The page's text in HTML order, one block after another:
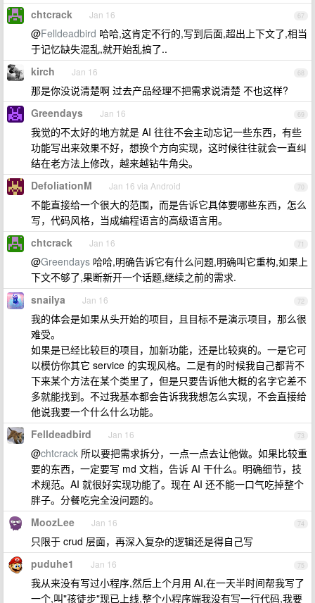
67
chtcrack Jan 16
@Felldeadbird 哈哈,这肯定不行的,写到后面,超出上下文了,相当
于记忆缺失混乱,就开始乱搞了..
68
kirch Jan 16
那是你没说清楚啊 过去产品经理不把需求说清楚 不也这样?
69
Greendays Jan 16
我觉的不太好的地方就是 AI 往往不会主动忘记一些东西，有些
功能写出来效果不好，想换个方向实现，这时候往往就会一直纠
结在老方法上修改，越来越钻牛角尖。
70
DefoliationM Jan 16 via Android
不能直接给一个很大的范围，而是告诉它具体要哪些东西，怎么
写，代码风格，当成编程语言的高级语言用。
71
chtcrack Jan 16
@Greendays 哈哈,明确告诉它有什么问题,明确叫它重构,如果上
下文不够了,果断新开一个话题,继续之前的需求.
72
snailya Jan 16
我的体会是如果从头开始的项目，且目标不是演示项目，那么很
难受。
如果是已经比较巨的项目，加新功能，还是比较爽的。一是它可
以模仿你其它 service 的实现风格。二是有的时候我自己都背不
下来某个方法在某个类里了，但是只要告诉他大概的名字它差不
多就能找到。不过我基本都会告诉我我想怎么实现，不会直接给
他说我要一个什么什么功能。
73
Felldeadbird Jan 16
@chtcrack 所以要把需求拆分，一点一点去让他做。如果比较重
要的东西，一定要写 md 文档，告诉 AI 干什么。明确细节，技
术规范。AI 就很好实现功能了。现在 AI 还不能一口气吃掉整个
胖子。分餐吃完全没问题的。
74
MoozLee Jan 16
只限于 crud 层面，再深入复杂的逻辑还是得自己写
75
puduhe1 Jan 16
我从来没有写过小程序,然后上个月用 AI,在一天半时间帮我写了
一个,叫"孩徒步"现已上线,整个小程序端我没有写一行代码,我要